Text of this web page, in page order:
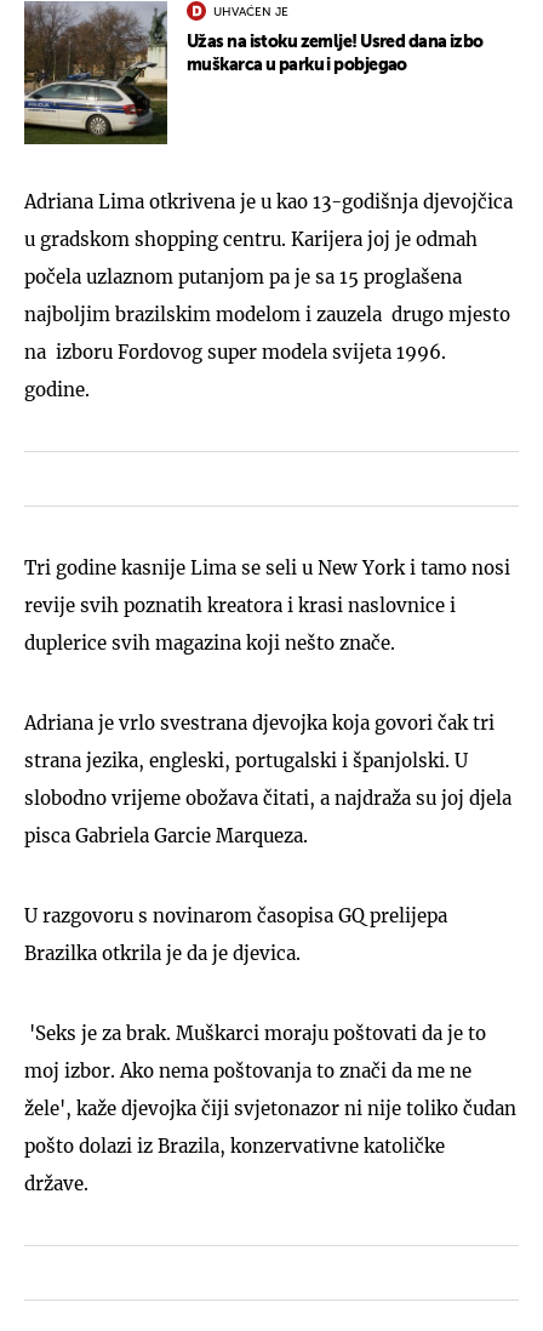
UHVAĆEN JE
Užas na istoku zemlje! Usred dana izbo
muškarca u parku i pobjegao
Adriana Lima otkrivena je u kao 13-godišnja djevojčica
u gradskom shopping centru. Karijera joj je odmah
počela uzlaznom putanjom pa je sa 15 proglašena
najboljim brazilskim modelom i zauzela drugo mjesto
na izboru Fordovog super modela svijeta 1996.
godine.
Tri godine kasnije Lima se seli u New York i tamo nosi
revije svih poznatih kreatora i krasi naslovnice i
duplerice svih magazina koji nešto znače.
Adriana je vrlo svestrana djevojka koja govori čak tri
strana jezika, engleski, portugalski i španjolski. U
slobodno vrijeme obožava čitati, a najdraža su joj djela
pisca Gabriela Garcie Marqueza.
U razgovoru s novinarom časopisa GQ prelijepa
Brazilka otkrila je da je djevica.
'Seks je za brak. Muškarci moraju poštovati da je to
moj izbor. Ako nema poštovanja to znači da me ne
žele', kaže djevojka čiji svjetonazor ni nije toliko čudan
pošto dolazi iz Brazila, konzervativne katoličke
države.